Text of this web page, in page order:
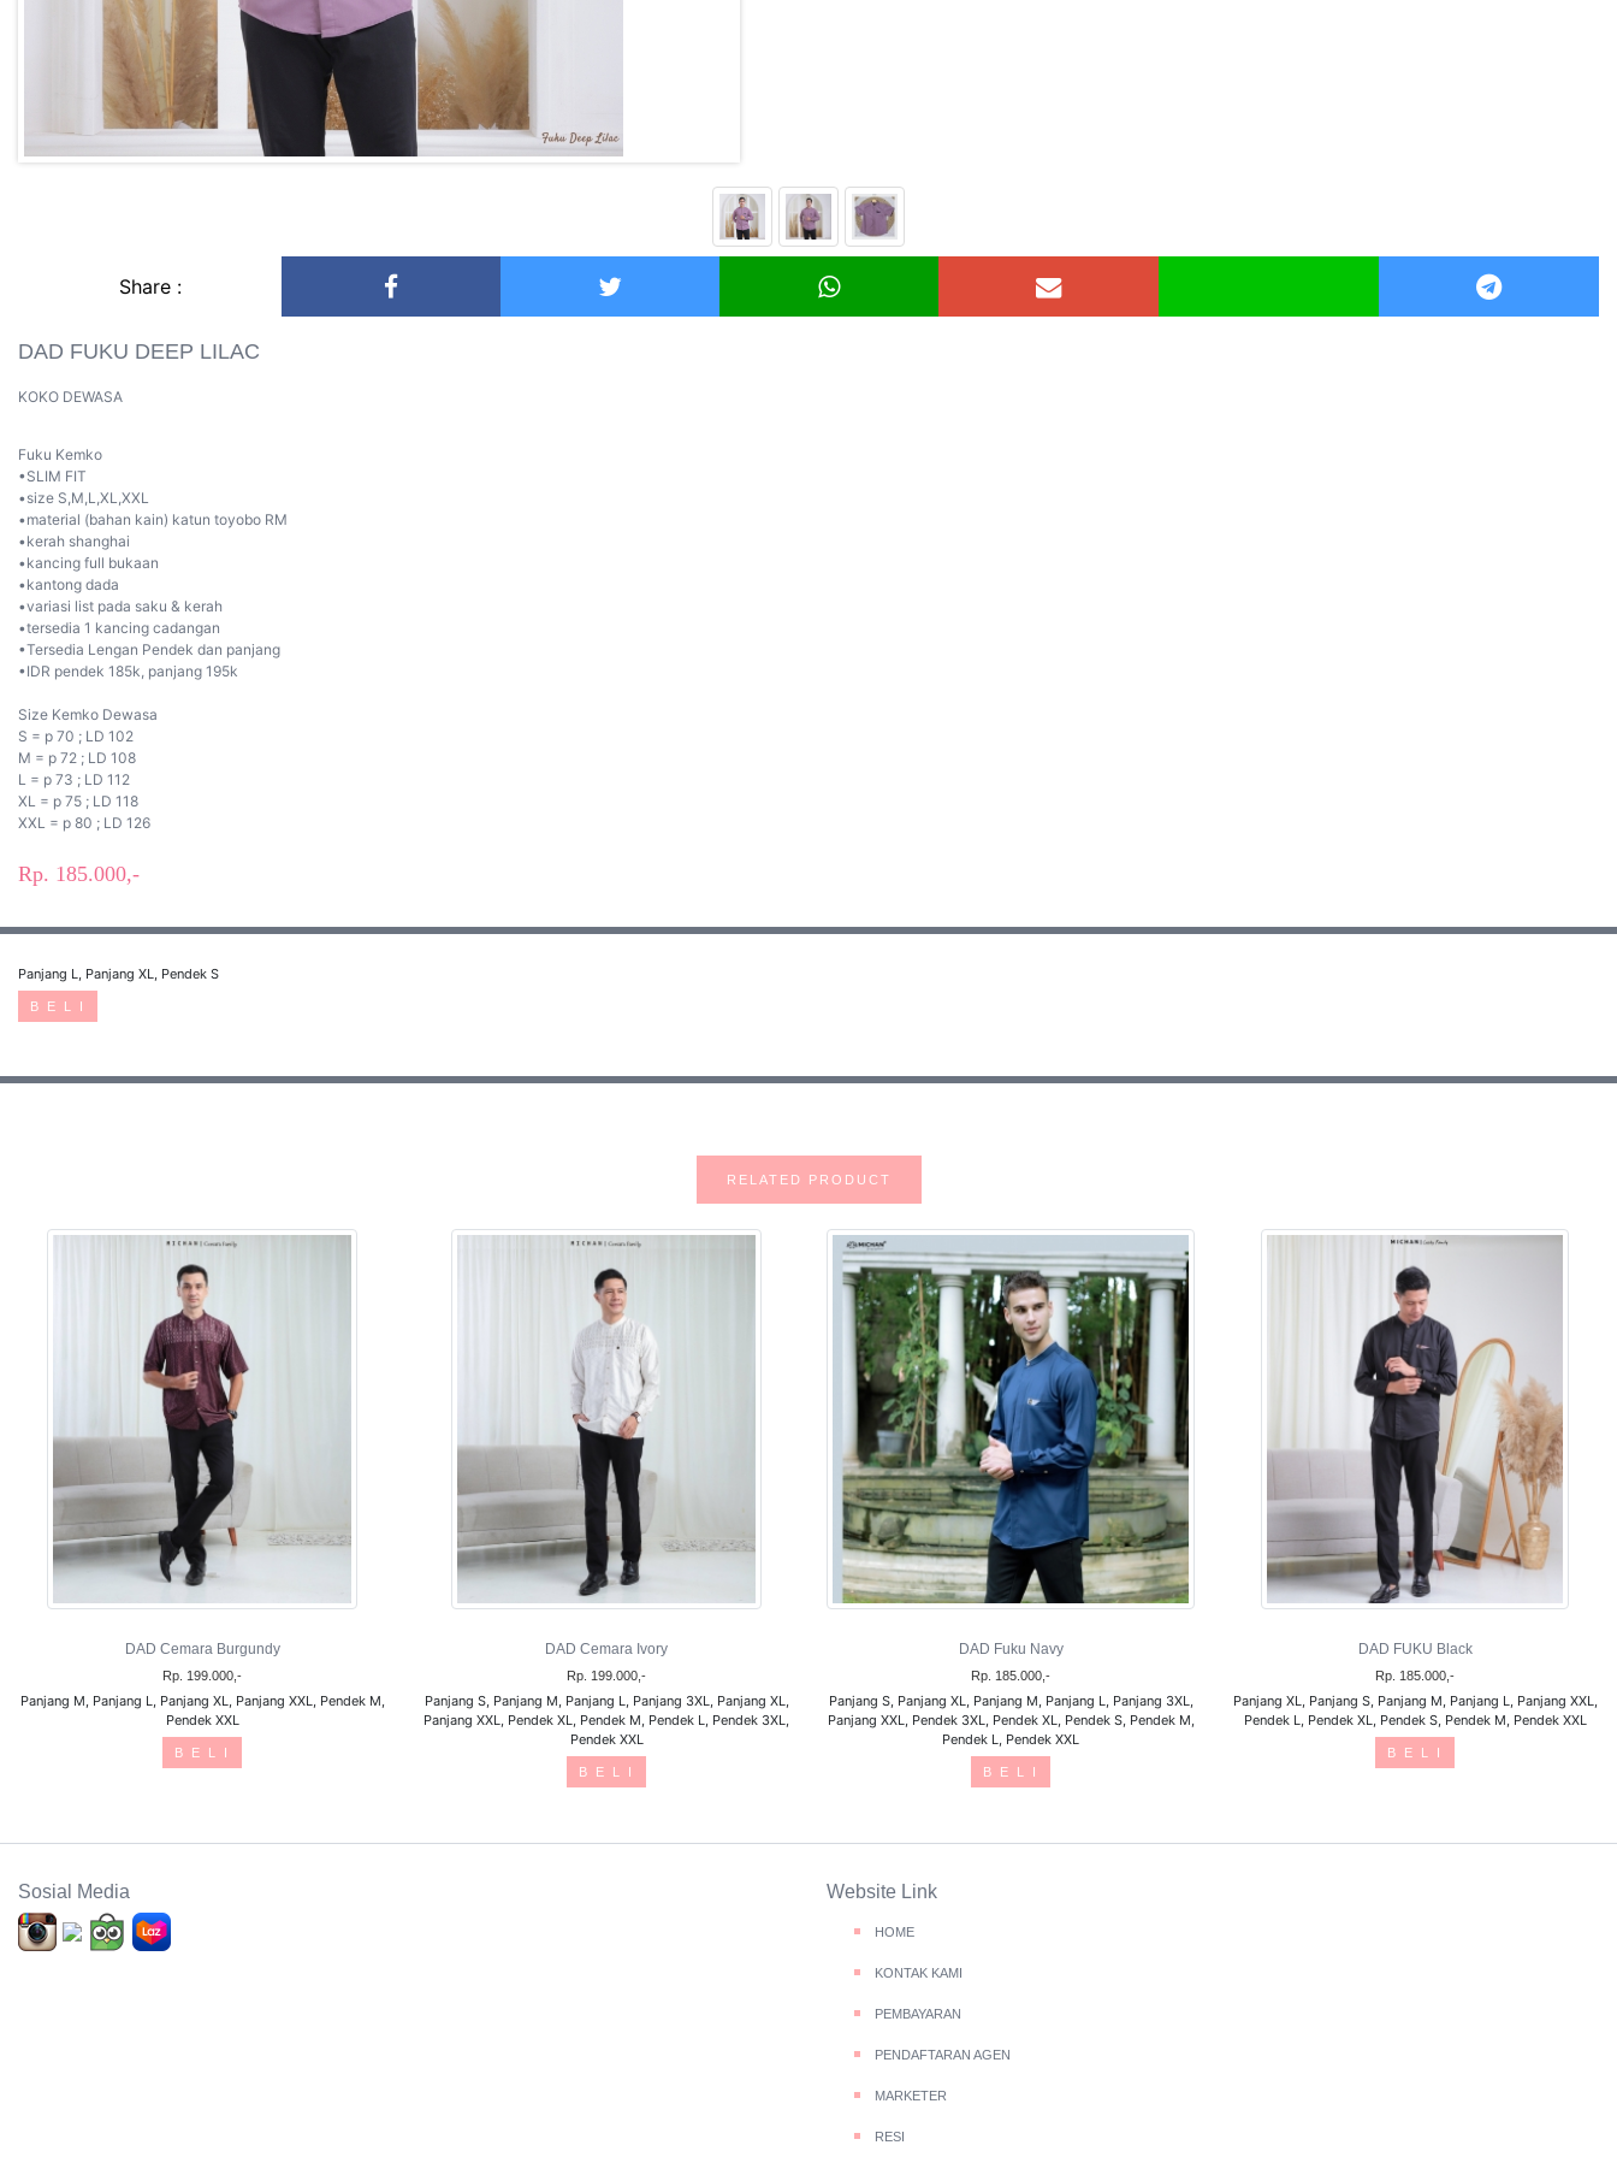
Share :
DAD FUKU DEEP LILAC
KOKO DEWASA
Fuku Kemko
•SLIM FIT
•size S,M,L,XL,XXL
•material (bahan kain) katun toyobo RM
•kerah shanghai
•kancing full bukaan
•kantong dada
•variasi list pada saku & kerah
•tersedia 1 kancing cadangan
•Tersedia Lengan Pendek dan panjang
•IDR pendek 185k, panjang 195k
Size Kemko Dewasa
S = p 70 ; LD 102
M = p 72 ; LD 108
L = p 73 ; LD 112
XL = p 75 ; LD 118
XXL = p 80 ; LD 126
Rp. 185.000,-
Panjang L, Panjang XL, Pendek S
B E L I
RELATED PRODUCT
DAD Cemara Burgundy
Rp. 199.000,-
Panjang M, Panjang L, Panjang XL, Panjang XXL, Pendek M,
Pendek XXL
B E L I
DAD Cemara Ivory
Rp. 199.000,-
Panjang S, Panjang M, Panjang L, Panjang 3XL, Panjang XL,
Panjang XXL, Pendek XL, Pendek M, Pendek L, Pendek 3XL,
Pendek XXL
B E L I
DAD Fuku Navy
Rp. 185.000,-
Panjang S, Panjang XL, Panjang M, Panjang L, Panjang 3XL,
Panjang XXL, Pendek 3XL, Pendek XL, Pendek S, Pendek M,
Pendek L, Pendek XXL
B E L I
DAD FUKU Black
Rp. 185.000,-
Panjang XL, Panjang S, Panjang M, Panjang L, Panjang XXL,
Pendek L, Pendek XL, Pendek S, Pendek M, Pendek XXL
B E L I
Sosial Media Website Link
HOME
KONTAK KAMI
PEMBAYARAN
PENDAFTARAN AGEN
MARKETER
RESI